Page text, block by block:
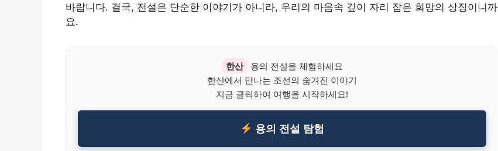
바랍니다. 결국, 전설은 단순한 이야기가 아니라, 우리의 마음속 깊이 자리 잡은 희망의 상징이니까
요.
한산
용의 전설을 체험하세요
한산에서 만나는 조선의 숨겨진 이야기
지금 클릭하여 여행을 시작하세요!
용의 전설 탐험